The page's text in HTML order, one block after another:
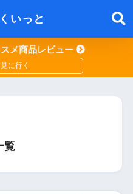
いっと
メ商品レビュー
覧